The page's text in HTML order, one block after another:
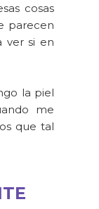
cosas
parecen
ver si en
la piel
me
que tal